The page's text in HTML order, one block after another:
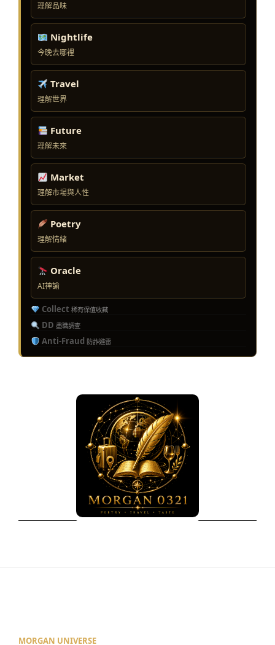
理解品味
Nightlife
今晚去哪裡
Travel
理解世界
Future
理解未來
Market
理解市場與人性
Poetry
理解情緒
Oracle
AI神諭
Collect 稀有保值收藏
DD 盡職調查
Anti-Fraud 防詐避雷
MORGAN UNIVERSE